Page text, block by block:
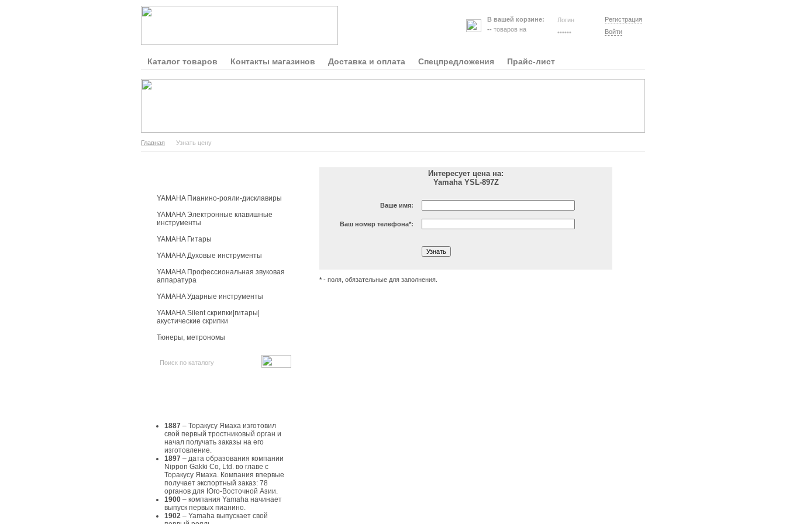
В вашей корзине:
-- товаров на
Регистрация
Войти
Каталог товаров Контакты магазинов Доставка и оплата Спецпредложения Прайс-лист
Главная Узнать цену
YAMAHA Пианино-рояли-дисклавиры
YAMAHA Электронные клавишные
инструменты
YAMAHA Гитары
YAMAHA Духовые инструменты
YAMAHA Профессиональная звуковая
аппаратура
YAMAHA Ударные инструменты
YAMAHA Silent скрипки|гитары|
акустические скрипки
Тюнеры, метрономы
1887 – Торакусу Ямаха изготовил
свой первый тростниковый орган и
начал получать заказы на его
изготовление.
1897 – дата образования компании
Nippon Gakki Co, Ltd. во главе с
Торакусу Ямаха. Компания впервые
получает экспортный заказ: 78
органов для Юго-Восточной Азии.
1900 – компания Yamaha начинает
выпуск первых пианино.
1902 – Yamaha выпускает свой
Интересует цена на:
Yamaha YSL-897Z
Ваше имя:
Ваш номер телефона*:
* - поля, обязательные для заполнения.